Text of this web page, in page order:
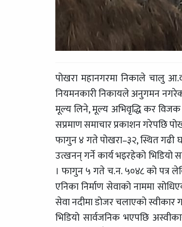
पोखरा महानगरमा निकाले चालु
नियमनकारी निकायले अनुगमन
मूल्य लिने, मूल्य अभिवृद्धि कर
सप्रमाण समाचार प्रकाशन गरेपछि
फागुन ४ गते पोखरा–३२, स्थित गढी
उत्खनन् गर्ने कार्य भइरहेको
। फागुन ५ गते च.न. ५०४८ को पत्र
एनिका निर्माण सेवाको नाममा
सेवा नदीमा डोजर चलाएको स्वीकार
भिडियो सार्वजनिक भएपछि